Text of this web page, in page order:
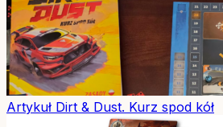
Artykuł Dirt & Dust. Kurz spod kół